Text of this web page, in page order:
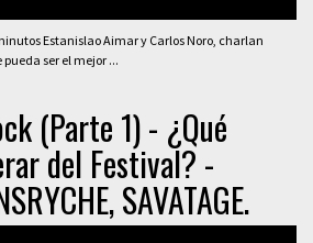
Estanislao Aimar y Carlos Noro, charlan
ser el mejor ...
(Parte 1) - ¿Qué
del Festival? -
SAVATAGE.